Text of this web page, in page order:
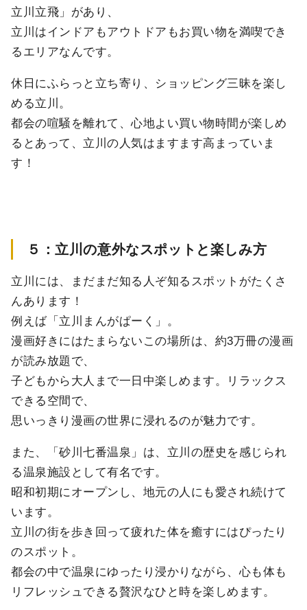
立川立飛」があり、
立川はインドアもアウトドアもお買い物を満喫でき
るエリアなんです。
休日にふらっと立ち寄り、ショッピング三昧を楽し
める立川。
都会の喧騒を離れて、心地よい買い物時間が楽しめ
るとあって、立川の人気はますます高まっていま
す！
５：立川の意外なスポットと楽しみ方
立川には、まだまだ知る人ぞ知るスポットがたくさ
んあります！
例えば「立川まんがぱーく」。
漫画好きにはたまらないこの場所は、約3万冊の漫画
が読み放題で、
子どもから大人まで一日中楽しめます。リラックス
できる空間で、
思いっきり漫画の世界に浸れるのが魅力です。
また、「砂川七番温泉」は、立川の歴史を感じられ
る温泉施設として有名です。
昭和初期にオープンし、地元の人にも愛され続けて
います。
立川の街を歩き回って疲れた体を癒すにはぴったり
のスポット。
都会の中で温泉にゆったり浸かりながら、心も体も
リフレッシュできる贅沢なひと時を楽しめます。